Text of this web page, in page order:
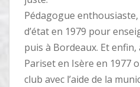
Pédagogue
d’état en 1979 pour
puis à Bordeaux. Et
Pariset en Isère en 1977
club avec l’aide de la